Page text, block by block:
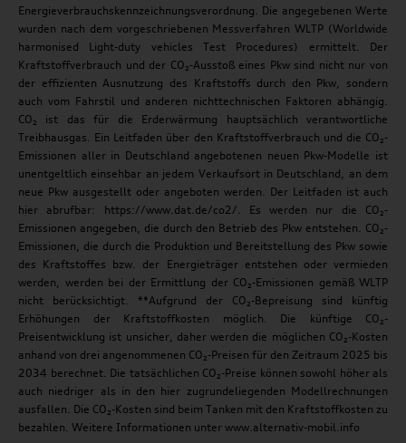
Energieverbrauchskennzeichnungsverordnung. Die angegebenen Werte
wurden nach dem vorgeschriebenen Messverfahren WLTP (Worldwide
harmonised Light-duty vehicles Test Procedures) ermittelt. Der
Kraftstoffverbrauch und der CO₂-Ausstoß eines Pkw sind nicht nur von
der effizienten Ausnutzung des Kraftstoffs durch den Pkw, sondern
auch vom Fahrstil und anderen nichttechnischen Faktoren abhängig.
CO₂ ist das für die Erderwärmung hauptsächlich verantwortliche
Treibhausgas. Ein Leitfaden über den Kraftstoffverbrauch und die CO₂-
Emissionen aller in Deutschland angebotenen neuen Pkw-Modelle ist
unentgeltlich einsehbar an jedem Verkaufsort in Deutschland, an dem
neue Pkw ausgestellt oder angeboten werden. Der Leitfaden ist auch
hier abrufbar: https://www.dat.de/co2/. Es werden nur die CO₂-
Emissionen angegeben, die durch den Betrieb des Pkw entstehen. CO₂-
Emissionen, die durch die Produktion und Bereitstellung des Pkw sowie
des Kraftstoffes bzw. der Energieträger entstehen oder vermieden
werden, werden bei der Ermittlung der CO₂-Emissionen gemäß WLTP
nicht berücksichtigt. **Aufgrund der CO₂-Bepreisung sind künftig
Erhöhungen der Kraftstoffkosten möglich. Die künftige CO₂-
Preisentwicklung ist unsicher, daher werden die möglichen CO₂-Kosten
anhand von drei angenommenen CO₂-Preisen für den Zeitraum 2025 bis
2034 berechnet. Die tatsächlichen CO₂-Preise können sowohl höher als
auch niedriger als in den hier zugrundeliegenden Modellrechnungen
ausfallen. Die CO₂-Kosten sind beim Tanken mit den Kraftstoffkosten zu
bezahlen. Weitere Informationen unter www.alternativ-mobil.info